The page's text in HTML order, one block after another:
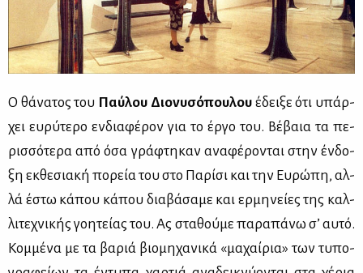
Ο θά­να­τος του Παύ­λου Διο­νυ­σό­που­λου έδει­ξε ότι υπάρ­
χει ευ­ρύ­τε­ρο εν­δια­φέ­ρον για το έρ­γο του. Βέ­βαια τα πε­
ρισ­σό­τε­ρα από όσα γρά­φτη­καν ανα­φέ­ρο­νται στην έν­δο­
ξη εκ­θε­σια­κή πο­ρεία του στο Πα­ρί­σι και την Ευ­ρώ­πη, αλ­
λά έστω κά­που κά­που δια­βά­σα­με και ερ­μη­νεί­ες της καλ­
λι­τε­χνι­κής γοη­τεί­ας του. Ας στα­θού­με πα­ρα­πά­νω σ’ αυ­τό.
Κομ­μέ­να με τα βα­ριά βιο­μη­χα­νι­κά «μα­χαί­ρια» των τυ­πο­